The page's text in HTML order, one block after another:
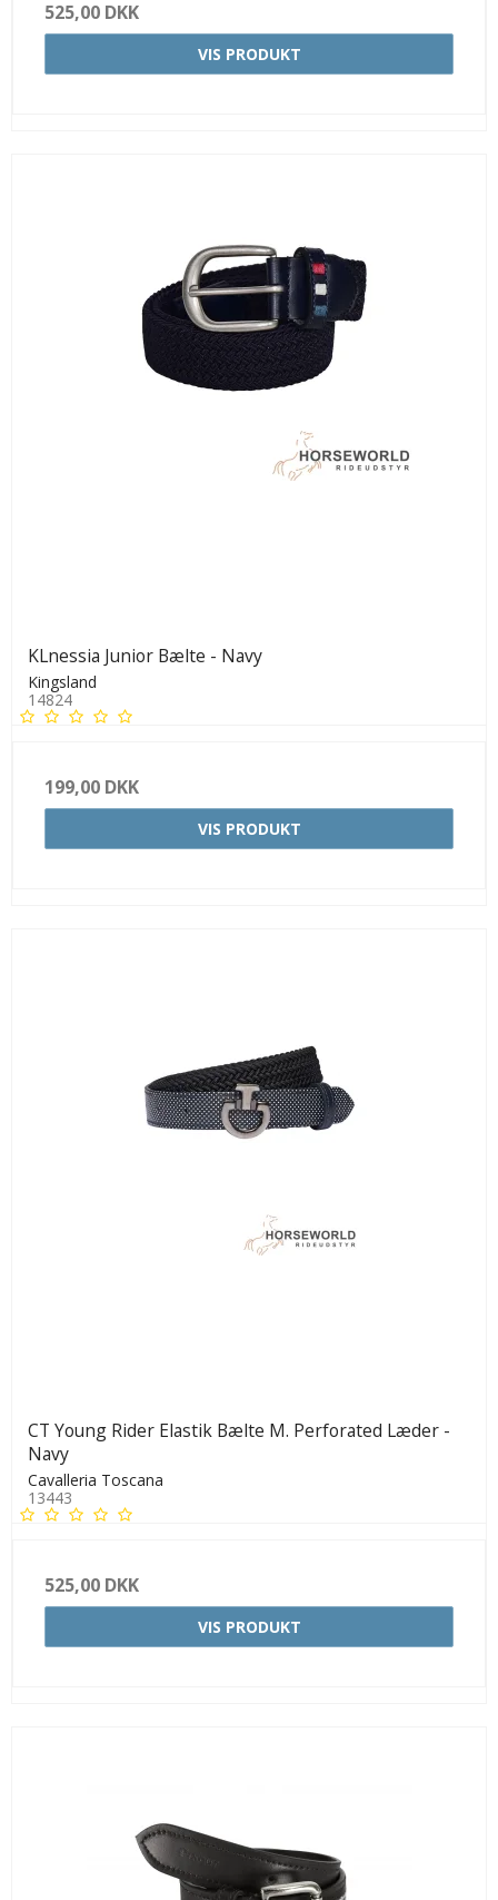
525,00 DKK
VIS PRODUKT
KLnessia Junior Bælte - Navy
Kingsland
14824
199,00 DKK
VIS PRODUKT
CT Young Rider Elastik Bælte M. Perforated Læder -
Navy
Cavalleria Toscana
13443
525,00 DKK
VIS PRODUKT